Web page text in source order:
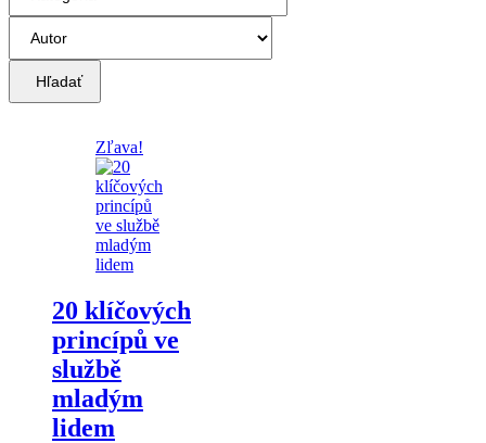
Hľadať
Zľava!
20 klíčových
princípů ve
službě
mladým
lidem